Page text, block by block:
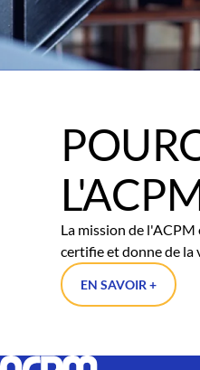
La mission de
certifie et donne de la
EN SAVOIR +